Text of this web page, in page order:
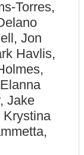
Torres,
Jon
Havlis,
Jake
Krystina